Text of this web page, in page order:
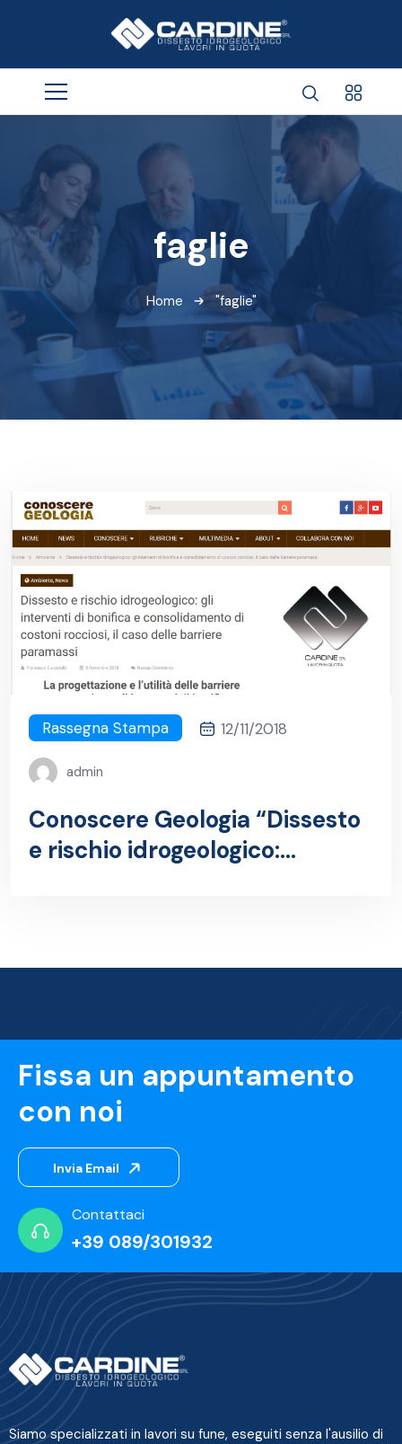
faglie
Home "faglie"
Rassegna Stampa 12/11/2018
admin
Conoscere Geologia “Dissesto
e rischio idrogeologico:
Fissa un appuntamento
con noi
Invia Email
Contattaci
+39 089/301932
Siamo specializzati in lavori su fune, eseguiti senza l'ausilio di